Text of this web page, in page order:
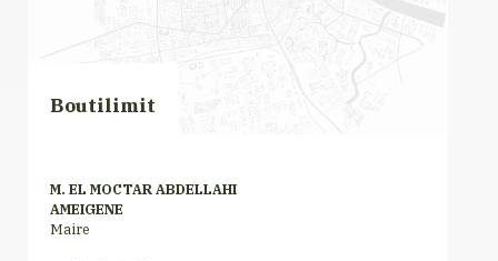
Boutilimit
M. EL MOCTAR ABDELLAHI
AMEIGENE
Maire